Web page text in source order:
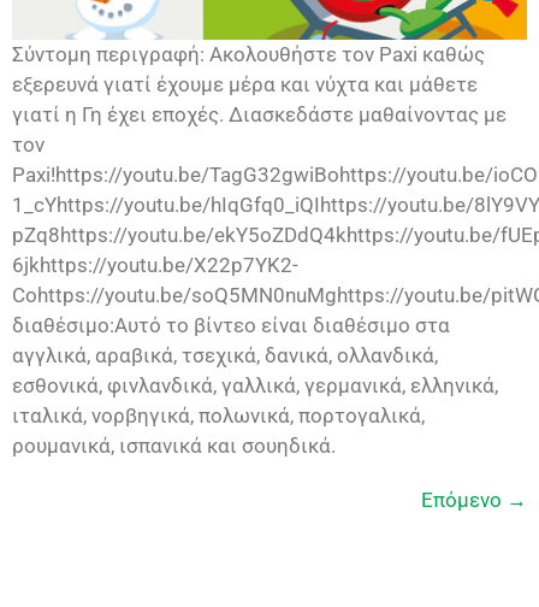
Σύντομη περιγραφή: Ακολουθήστε τον Paxi καθώς
εξερευνά γιατί έχουμε μέρα και νύχτα και μάθετε
γιατί η Γη έχει εποχές. Διασκεδάστε μαθαίνοντας με
τον
Paxi!https://youtu.be/TagG32gwiBohttps://youtu.be/
1_cYhttps://youtu.be/hIqGfq0_iQIhttps://youtu.be/
pZq8https://youtu.be/ekY5oZDdQ4khttps://youtu.be/
6jkhttps://youtu.be/X22p7YK2-
Cohttps://youtu.be/soQ5MN0nuMghttps://youtu.be/
διαθέσιμο:Αυτό το βίντεο είναι διαθέσιμο στα
αγγλικά, αραβικά, τσεχικά, δανικά, ολλανδικά,
εσθονικά, φινλανδικά, γαλλικά, γερμανικά, ελληνικά,
ιταλικά, νορβηγικά, πολωνικά, πορτογαλικά,
ρουμανικά, ισπανικά και σουηδικά.
Επόμενο →